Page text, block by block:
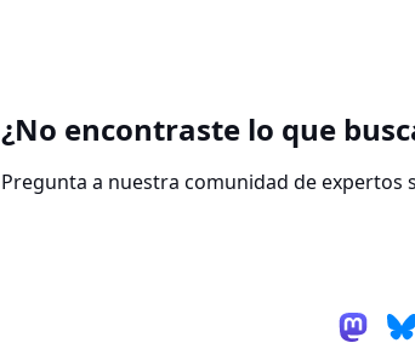
¿No encontraste lo que
Pregunta a nuestra comunidad de expertos